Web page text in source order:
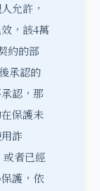
允許，
，該4萬
約的部
承認的
認，那
保護未
詐
者已經
護，依